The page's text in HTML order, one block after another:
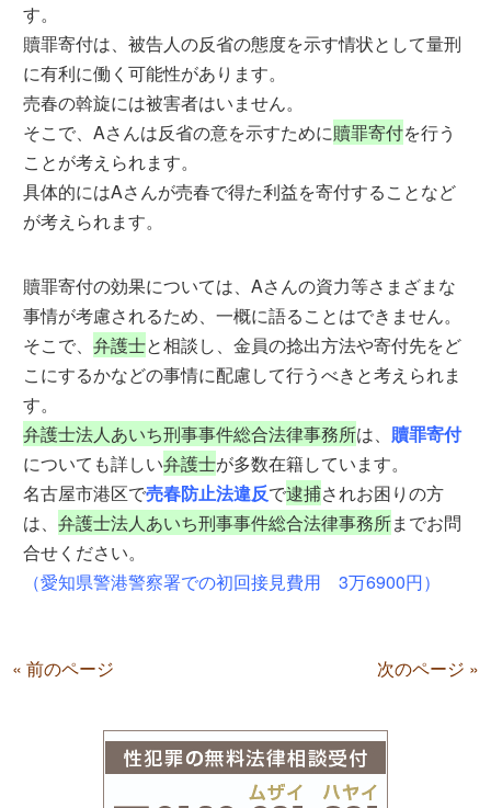
す。
贖罪寄付は、被告人の反省の態度を示す情状として量刑
に有利に働く可能性があります。
売春の斡旋には被害者はいません。
そこで、Aさんは反省の意を示すために贖罪寄付を行う
ことが考えられます。
具体的にはAさんが売春で得た利益を寄付することなど
が考えられます。
贖罪寄付の効果については、Aさんの資力等さまざまな
事情が考慮されるため、一概に語ることはできません。
そこで、弁護士と相談し、金員の捻出方法や寄付先をど
こにするかなどの事情に配慮して行うべきと考えられま
す。
弁護士法人あいち刑事事件総合法律事務所は、 贖罪寄付
についても詳しい弁護士が多数在籍しています。
名古屋市港区で売春防止法違反で逮捕されお困りの方
は、弁護士法人あいち刑事事件総合法律事務所までお問
合せください。
（愛知県警港警察署での初回接見費用 3万6900円）
« 前のページ 次のページ »